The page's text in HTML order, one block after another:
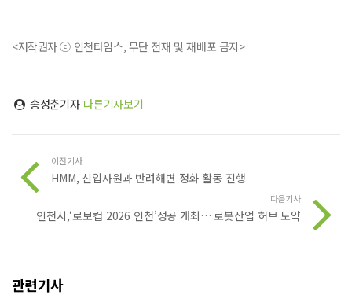
<저작권자 ⓒ 인천타임스, 무단 전재 및 재배포 금지>
송성춘기자 다른기사보기
이전기사
HMM, 신입사원과 반려해변 정화 활동 진행
다음기사
인천시,‘로보컵 2026 인천’성공 개최… 로봇산업 허브 도약
관련기사